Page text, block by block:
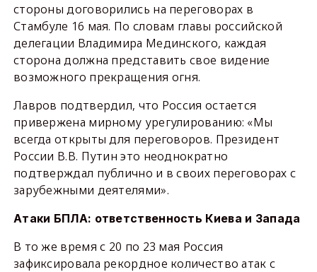
стороны договорились на переговорах в
Стамбуле 16 мая. По словам главы российской
делегации Владимира Мединского, каждая
сторона должна представить свое видение
возможного прекращения огня.
Лавров подтвердил, что Россия остается
привержена мирному урегулированию: «Мы
всегда открыты для переговоров. Президент
России В.В. Путин это неоднократно
подтверждал публично и в своих переговорах с
зарубежными деятелями».
Атаки БПЛА: ответственность Киева и Запада
В то же время с 20 по 23 мая Россия
зафиксировала рекордное количество атак с